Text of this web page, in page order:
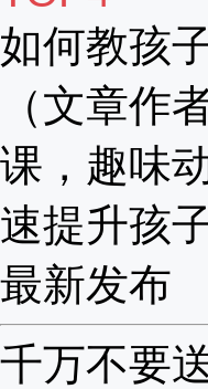
如何教孩
（文章作
课，趣味
速提升孩
最新发布
千万不要